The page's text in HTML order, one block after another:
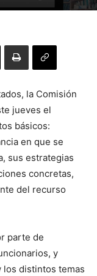
la Comisión
jueves el
básicos:
en que se
sus estrategias
concretas,
del recurso
parte de
y
los distintos temas